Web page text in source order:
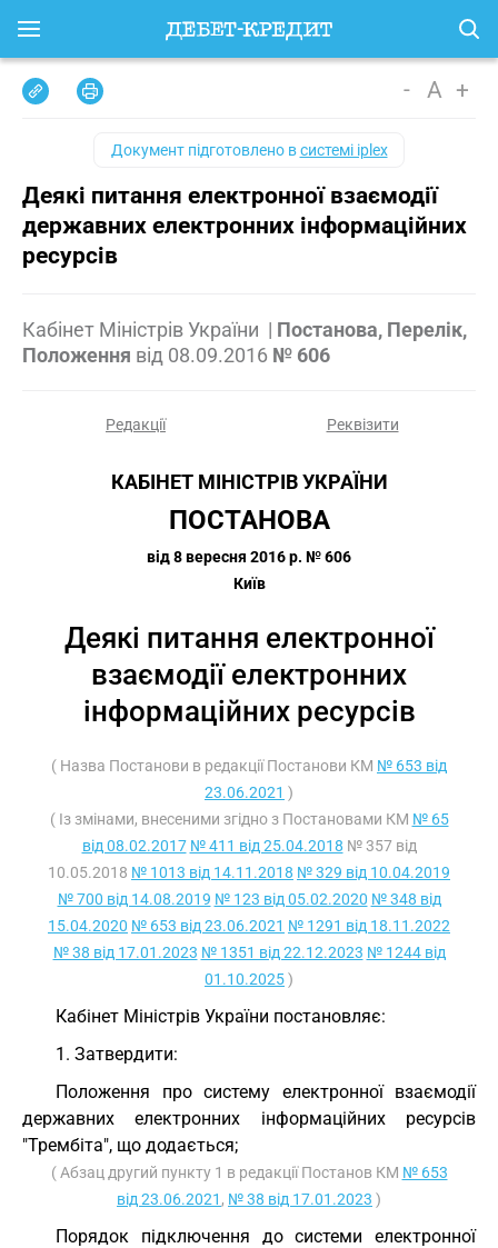
- A +
Документ підготовлено всистемі iplex
Деякі питання електронної взаємодії
державних електронних інформаційних
ресурсів
Кабінет Міністрів України | Постанова, Перелік,
Положення від 08.09.2016 № 606
Редакції Реквізити
КАБІНЕТ МІНІСТРІВ УКРАЇНИ
ПОСТАНОВА
від 8 вересня 2016 р. № 606
Київ
Деякі питання електронної
взаємодії електронних
інформаційних ресурсів
( Назва Постанови в редакції Постанови КМ № 653 від
23.06.2021 )
( Із змінами, внесеними згідно з Постановами КМ № 65
від 08.02.2017 № 411 від 25.04.2018 № 357 від
10.05.2018 № 1013 від 14.11.2018 № 329 від 10.04.2019
№ 700 від 14.08.2019 № 123 від 05.02.2020 № 348 від
15.04.2020 № 653 від 23.06.2021 № 1291 від 18.11.2022
№ 38 від 17.01.2023 № 1351 від 22.12.2023 № 1244 від
01.10.2025)
Кабінет Міністрів України постановляє:
1. Затвердити:
Положення про систему електронної взаємодії
державних електронних інформаційних ресурсів
"Трембіта", що додається;
( Абзац другий пункту 1 в редакції Постанов КМ № 653
від 23.06.2021 , № 38 від 17.01.2023 )
Порядок підключення до системи електронної